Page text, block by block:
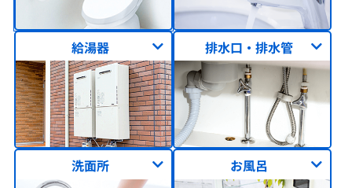
給湯器 排水口・排水管
洗面所 お風呂